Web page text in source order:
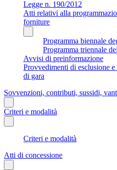
Legge n. 190/2012
Atti relativi alla
forniture
Programma biennale
Programma triennale
Avvisi di preinformazione
Provvedimenti di esclusione
di gara
Sovvenzioni, contributi, sussidi,
Criteri e modalità
Criteri e modalità
Atti di concessione